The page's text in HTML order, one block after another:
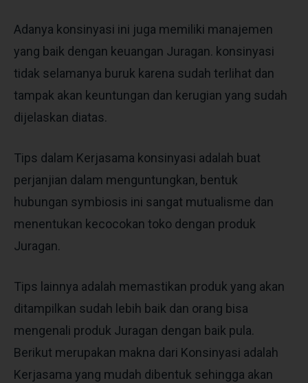
Adanya konsinyasi ini juga memiliki manajemen
yang baik dengan keuangan Juragan. konsinyasi
tidak selamanya buruk karena sudah terlihat dan
tampak akan keuntungan dan kerugian yang sudah
dijelaskan diatas.
Tips dalam Kerjasama konsinyasi adalah buat
perjanjian dalam menguntungkan, bentuk
hubungan symbiosis ini sangat mutualisme dan
menentukan kecocokan toko dengan produk
Juragan.
Tips lainnya adalah memastikan produk yang akan
ditampilkan sudah lebih baik dan orang bisa
mengenali produk Juragan dengan baik pula.
Berikut merupakan makna dari Konsinyasi adalah
Kerjasama yang mudah dibentuk sehingga akan